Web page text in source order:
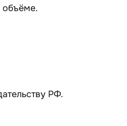
объёме.
РФ.